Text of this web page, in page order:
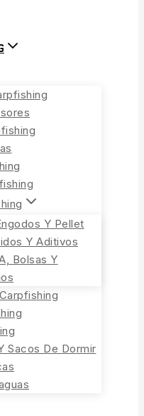
Y Pellet
Y Aditivos
Bolsas Y
Sacos De Dormir